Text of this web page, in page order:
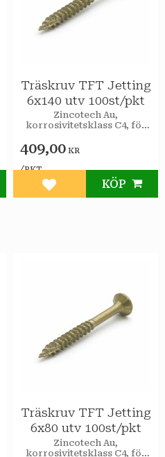
Träskruv TFT Jetting
6x140 utv 100st/pkt
Zincotech Au,
korrosivitetsklass C4, för
409,00 KR
/PKT
Lägg till i favoriter
KÖP
Träskruv TFT Jetting
6x80 utv 100st/pkt
Zincotech Au,
korrosivitetsklass C4, för